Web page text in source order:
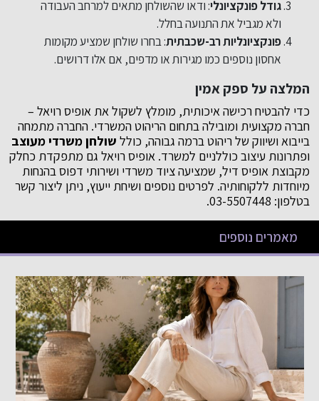
גודל פונקציונלי: ודאו שהשולחן מתאים למרחב העבודה
ולא מגביל את התנועה בחלל.
פונקציונליות רב-שכבתית: בחרו שולחן שמציע מקומות
אחסון נוספים כמו מגירות או מדפים, אם אלו דרושים.
המלצה על ספק אמין
כדי להבטיח רכישה איכותית, מומלץ לשקול את אופיס רויאל –
חברה מקצועית ומובילה בתחום הריהוט המשרדי. החברה מתמחה
בייבוא ושיווק של ריהוט ברמה גבוהה, כולל שולחן משרדי מעוצב
ופתרונות עיצוב כוללניים למשרד. אופיס רויאל גם מתפקדת כחלק
מקבוצת אופיס דיל, שמציעה ציוד משרדי ושירותי דפוס בהנחות
מיוחדות ללקוחותיה. לפרטים נוספים ושיחת ייעוץ, ניתן ליצור קשר
בטלפון: 03-5507448.
מאמרים נוספים